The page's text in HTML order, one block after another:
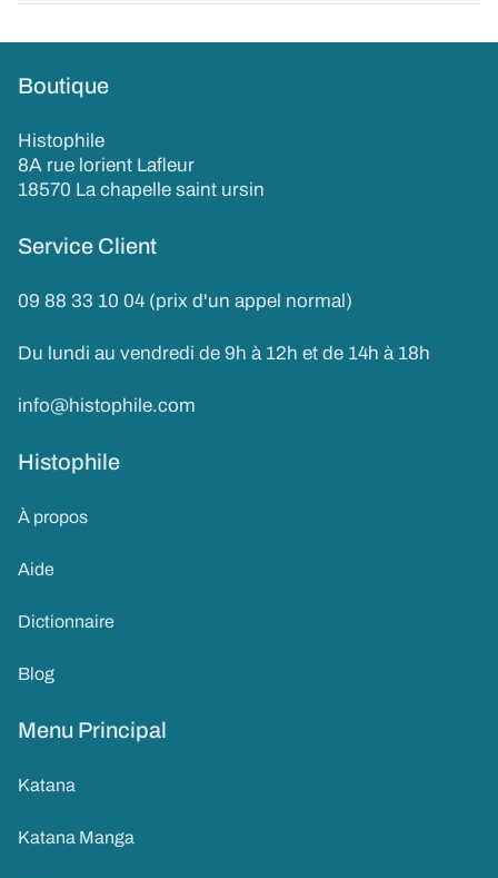
Boutique
Histophile
8A rue lorient Lafleur
18570 La chapelle saint ursin
Service Client
09 88 33 10 04 (prix d'un appel normal)
Du lundi au vendredi de 9h à 12h et de 14h à 18h
info@histophile.com
Histophile
À propos
Aide
Dictionnaire
Blog
Menu Principal
Katana
Katana Manga